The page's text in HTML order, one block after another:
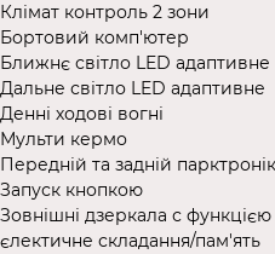
Клімат контроль 2 зони
Бортовий комп'ютер
Ближнє світло LED адаптивне
Дальне світло LED адаптивне
Денні ходові вогні
Мульти кермо
Передній та задній парктронік
Запуск кнопкою
Зовнішні дзеркала с
єлектичне складання/пам'ять